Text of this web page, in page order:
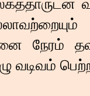
நேரம்
வடிவம்